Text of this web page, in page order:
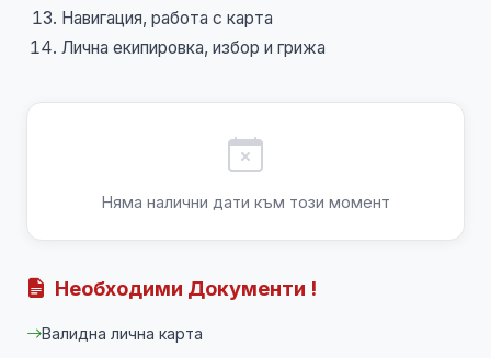
Навигация, работа с карта
Лична екипировка, избор и грижа
Няма налични дати към този момент
Необходими Документи !
Валидна лична карта